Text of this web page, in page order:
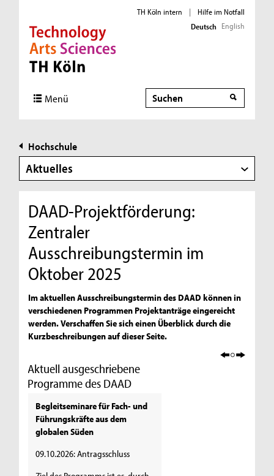
Direkt zur Hauptnavigation
Direkt zur Subnavigation
Direkt zum Inhalt
Direkt zum Fußbereich
TH Köln intern |
Hilfe im Notfall
Deutsch English
Menü Suche
Hochschule
Aktuelles
DAAD-Projektförderung:
Zentraler
Ausschreibungstermin im
Oktober 2025
Im aktuellen Ausschreibungstermin des DAAD können in
verschiedenen Programmen Projektanträge eingereicht
werden. Verschaffen Sie sich einen Überblick durch die
Kurzbeschreibungen auf dieser Seite.
Aktuell ausgeschriebene
Programme des DAAD
Begleitseminare für Fach- und
Führungskräfte aus dem
globalen Süden
09.10.2026: Antragsschluss